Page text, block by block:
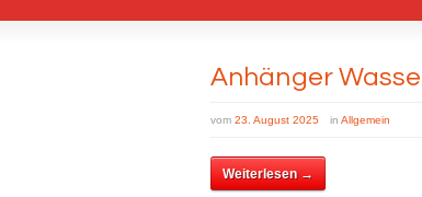
Anhänger
vom 23. August 2025 in Allgemein
Weiterlesen →